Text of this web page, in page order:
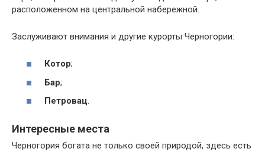
расположенном на центральной набережной.
Заслуживают внимания и другие курорты Черногории:
Котор;
Бар;
Петровац.
Интересные места
Черногория богата не только своей природой, здесь есть